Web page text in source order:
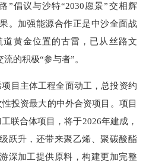
倡议与沙特“2030愿景”交相辉
。加强能源合作正是中沙全面战
黄金位置的古雷，已从丝路文
的积极“参与者”。
主体工程全面动工，总投资约
投资最大的中外合资项目。项目
联合体项目，将于2026年建成，
跃升，还带来聚乙烯、聚碳酸酯
深加工提供原料，构建更加完整